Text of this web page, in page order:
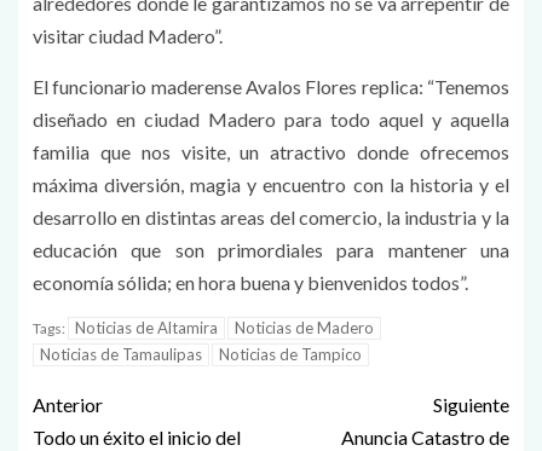
visitar ciudad Madero”.
El funcionario maderense Avalos Flores replica: “Tenemos
diseñado en ciudad Madero para todo aquel y aquella
familia que nos visite, un atractivo donde ofrecemos
máxima diversión, magia y encuentro con la historia y el
desarrollo en distintas areas del comercio, la industria y la
educación que son primordiales para mantener una
economía sólida; en hora buena y bienvenidos todos”.
Tags: Noticias de Altamira
Noticias de Madero
Noticias de Tamaulipas
Noticias de Tampico
Anterior
Todo un éxito el inicio del
Siguiente
Anuncia Catastro de